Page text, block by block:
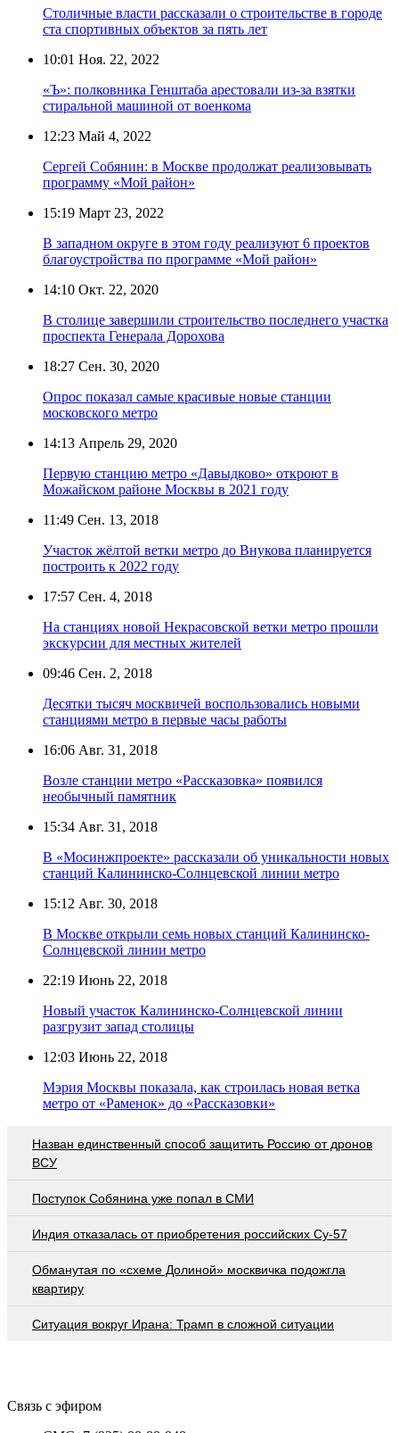
Столичные власти рассказали о строительстве в городе
ста спортивных объектов за пять лет
10:01 Ноя. 22, 2022
«Ъ»: полковника Генштаба арестовали из-за взятки
стиральной машиной от военкома
12:23 Май 4, 2022
Сергей Собянин: в Москве продолжат реализовывать
программу «Мой район»
15:19 Март 23, 2022
В западном округе в этом году реализуют 6 проектов
благоустройства по программе «Мой район»
14:10 Окт. 22, 2020
В столице завершили строительство последнего участка
проспекта Генерала Дорохова
18:27 Сен. 30, 2020
Опрос показал самые красивые новые станции
московского метро
14:13 Апрель 29, 2020
Первую станцию метро «Давыдково» откроют в
Можайском районе Москвы в 2021 году
11:49 Сен. 13, 2018
Участок жёлтой ветки метро до Внукова планируется
построить к 2022 году
17:57 Сен. 4, 2018
На станциях новой Некрасовской ветки метро прошли
экскурсии для местных жителей
09:46 Сен. 2, 2018
Десятки тысяч москвичей воспользовались новыми
станциями метро в первые часы работы
16:06 Авг. 31, 2018
Возле станции метро «Рассказовка» появился
необычный памятник
15:34 Авг. 31, 2018
В «Мосинжпроекте» рассказали об уникальности новых
станций Калининско-Солнцевской линии метро
15:12 Авг. 30, 2018
В Москве открыли семь новых станций Калининско-
Солнцевской линии метро
22:19 Июнь 22, 2018
Новый участок Калининско-Солнцевской линии
разгрузит запад столицы
12:03 Июнь 22, 2018
Мэрия Москвы показала, как строилась новая ветка
метро от «Раменок» до «Рассказовки»
Назван единственный способ защитить Россию от дронов
ВСУ
Поступок Собянина уже попал в СМИ
Индия отказалась от приобретения российских Су-57
Обманутая по «схеме Долиной» москвичка подожгла
квартиру
Ситуация вокруг Ирана: Трамп в сложной ситуации
Связь с эфиром